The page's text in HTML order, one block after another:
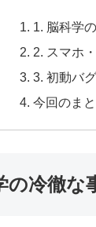
1. 脳科学
2. スマホ
3. 初動バ
今回のま
の冷徹な